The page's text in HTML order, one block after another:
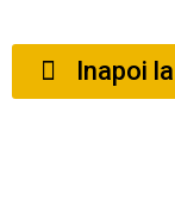
Inapoi